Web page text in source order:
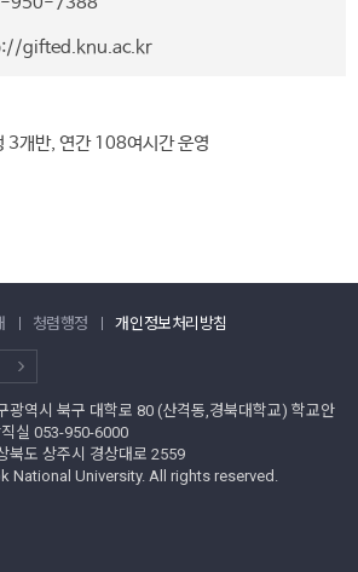
gifted.knu.ac.kr
3개반, 연간 108여시간 운영
청렴행정 개인정보처리방침
광역시 북구 대학로 80 (산격동,경북대학교) 학교안
실 053-950-6000
북도 상주시 경상대로 2559
National University. All rights reserved.